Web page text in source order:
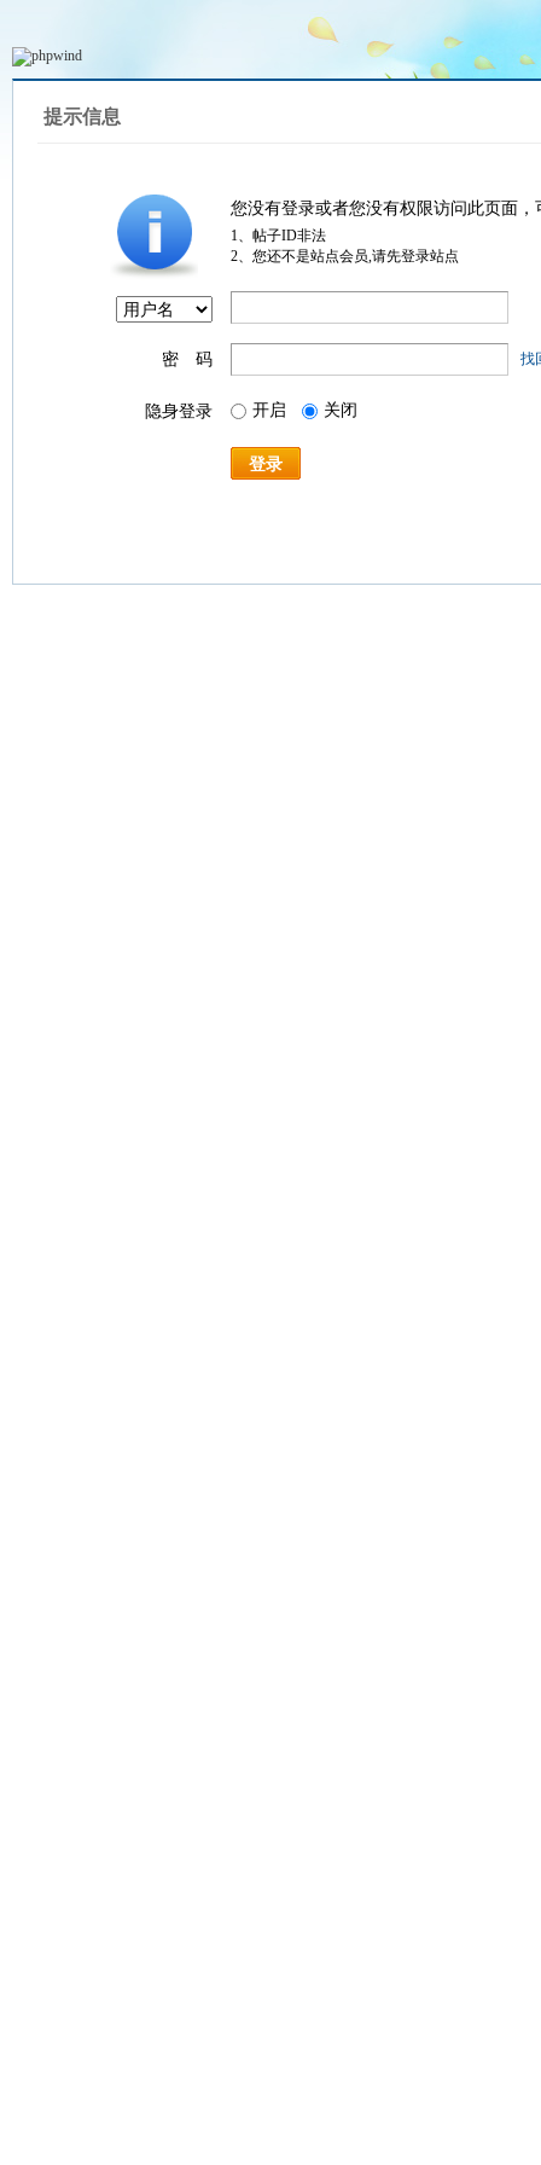
提示信息
您没有登录或者您没有权限访问此页面
1、帖子ID非法
2、您还不是站点会员,请先登录站点
密 码 找
隐身登录 开启 关闭
登录